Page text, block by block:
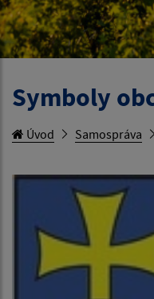
Symboly
Úvod Samospráva